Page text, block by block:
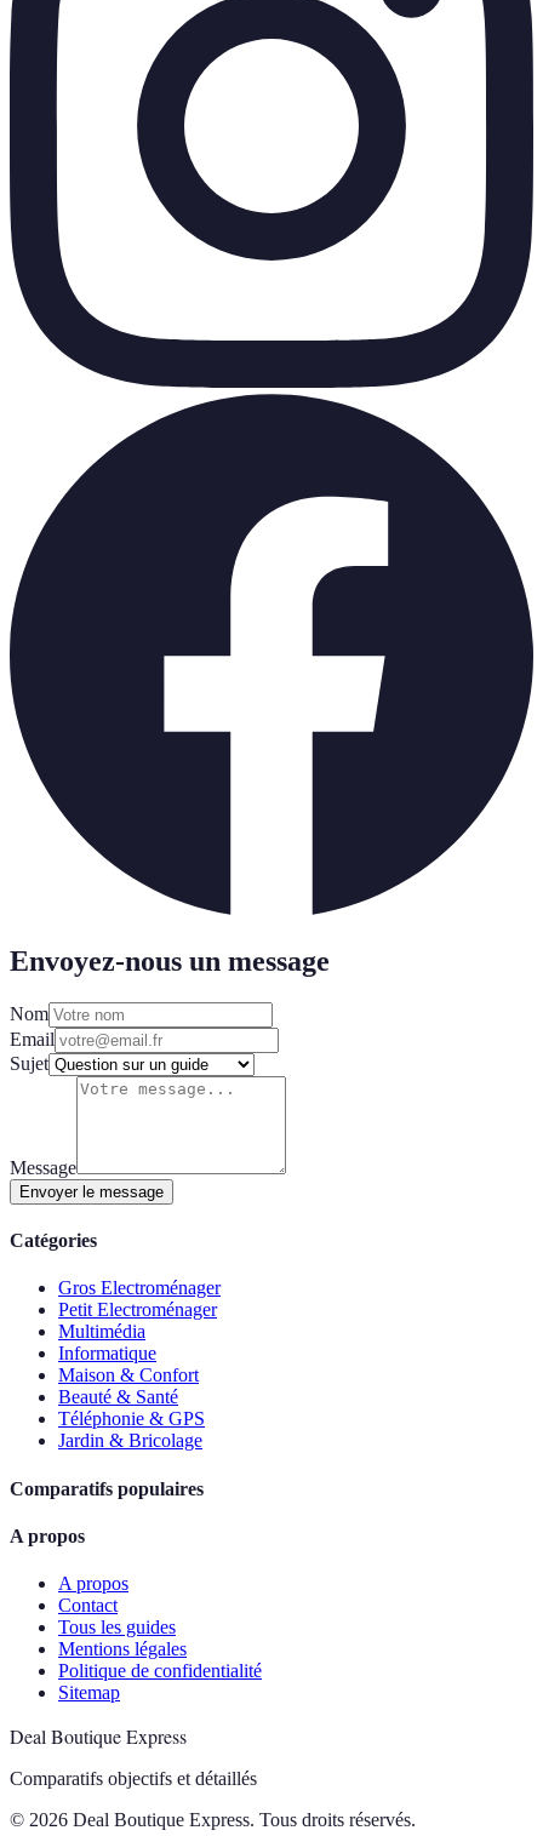
Envoyez-nous un message
Nom
Email
Sujet
Message
Envoyer le message
Catégories
Gros Electroménager
Petit Electroménager
Multimédia
Informatique
Maison & Confort
Beauté & Santé
Téléphonie & GPS
Jardin & Bricolage
Comparatifs populaires
A propos
A propos
Contact
Tous les guides
Mentions légales
Politique de confidentialité
Sitemap
Deal Boutique Express
Comparatifs objectifs et détaillés
© 2026 Deal Boutique Express. Tous droits réservés.